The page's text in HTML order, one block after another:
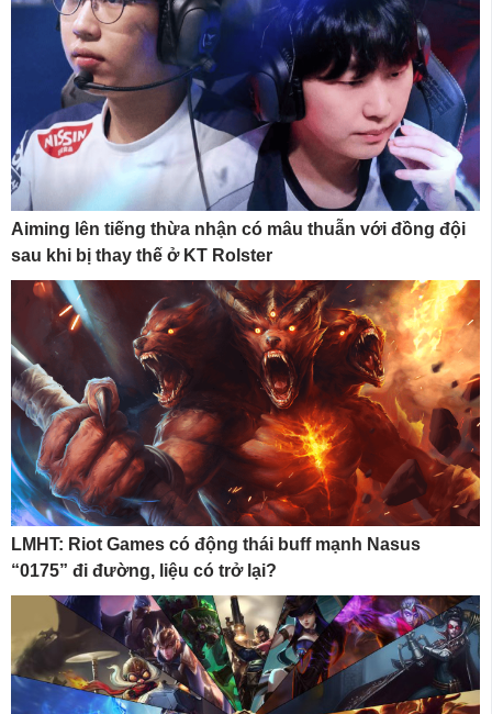
Aiming lên tiếng thừa nhận có mâu thuẫn với đồng đội
sau khi bị thay thế ở KT Rolster
LMHT: Riot Games có động thái buff mạnh Nasus
“0175” đi đường, liệu có trở lại?